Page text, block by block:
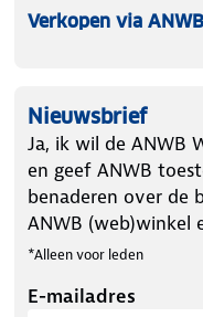
bandenmaat 255/
✔
✔ Plastic opbergtas
✔
Verkopen via
Nieuwsbrief
Ja, ik wil de ANWB
en geef ANWB
benaderen over de
ANWB (web)winkel
*Alleen voor leden
E-mailadres